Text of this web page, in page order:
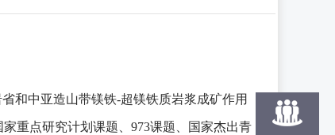
和中亚造山带镁铁-超镁铁质岩浆成矿作用
重点研究计划课题、973课题、国家杰出青